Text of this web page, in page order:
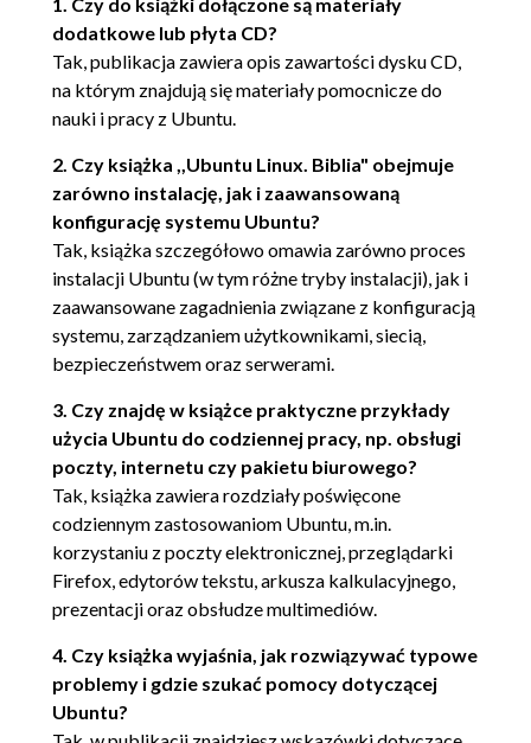
Uruchamianie Ubuntu (65)
Uruchamianie Ubuntu w trybie
podwójnego rozruchu (65)
Pierwsze uruchomienie Ubuntu (66)
Testowanie Ubuntu (66)
Zawartość folderu Examples (67)
Uzyskiwanie dostępu do dysku
twardego z systemu Desktop CD (69)
Tryb persistence (73)
Kopiowanie plików do innego
komputera dostępnego w sieci (75)
Instalacja programów dla Windows umieszczonych
Podsumowanie (78)
Rozdział 3. Instalowanie Ubuntu jako systemu
specjalnego zastosowania (81)
Tryb podwójnego rozruchu - informacje (82)
Proces uruchamiania komputera (82)
Przygotowywanie systemu do
uruchomienia trybu podwójnego
rozruchu (83)
Repartycjonowanie zamontowanego
dodatkowe lub płyta CD?
Tak, publikacja zawiera opis zawartości dysku CD,
na którym znajdują się materiały pomocnicze do
nauki i pracy z Ubuntu.
2. Czy książka ,,Ubuntu Linux. Biblia" obejmuje
zarówno instalację, jak i zaawansowaną
konfigurację systemu Ubuntu?
Tak, książka szczegółowo omawia zarówno proces
instalacji Ubuntu (w tym różne tryby instalacji), jak i
zaawansowane zagadnienia związane z konfiguracją
systemu, zarządzaniem użytkownikami, siecią,
bezpieczeństwem oraz serwerami.
3. Czy znajdę w książce praktyczne przykłady
użycia Ubuntu do codziennej pracy, np. obsługi
poczty, internetu czy pakietu biurowego?
Tak, książka zawiera rozdziały poświęcone
codziennym zastosowaniom Ubuntu, m.in.
korzystaniu z poczty elektronicznej, przeglądarki
Firefox, edytorów tekstu, arkusza kalkulacyjnego,
prezentacji oraz obsłudze multimediów.
4. Czy książka wyjaśnia, jak rozwiązywać typowe
problemy i gdzie szukać pomocy dotyczącej
Ubuntu?